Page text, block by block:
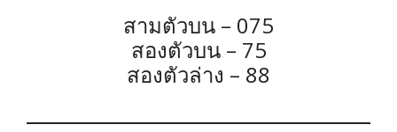
สามตัวบน – 075
สองตัวบน – 75
สองตัวล่าง – 88